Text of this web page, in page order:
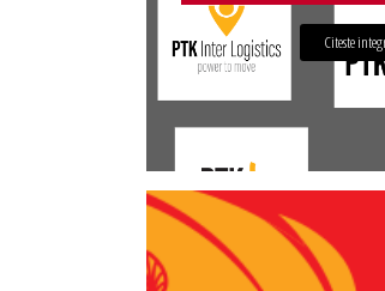
Citeste